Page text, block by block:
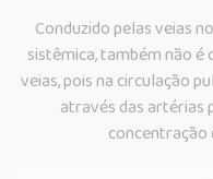
Conduzido pelas veias
sistêmica, também não
veias, pois na circulação
através das artérias
concentração